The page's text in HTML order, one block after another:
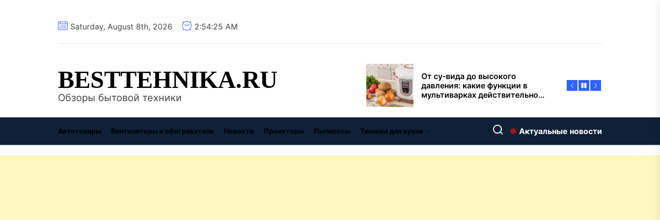
Saturday, August 8th, 2026 2:54:26 AM
BESTTEHNIKA.RU
Обзоры бытовой техники
давления: какие функции в
переплачиват
Современный интерьер: как
вписать классическую
чугунную ванну Goldman в
выбираем между
Автотовары Вентиляторы и обогреватели Новости Проекторы Пылесосы Техника для кухни Актуальные новости